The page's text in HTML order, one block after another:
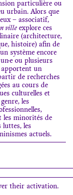
particulière ou
urbain. Alors que
– associatif,
villeexplore ces
(architecture,
histoire) afin de
système encore
ou plusieurs
apportent un
de recherches
au cours de
culturelles et
les
les minorités de
luttes, les
actuels.
their activation.